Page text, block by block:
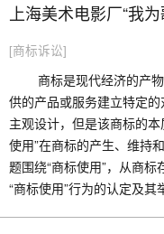
上海美术电影厂“我
[商标诉讼]
商标是现代经济的产
供的产品或服务建立特定
主观设计，但是该商标的
使用”在商标的产生、维持
题围绕“商标使用”，从商
“商标使用”行为的认定及其